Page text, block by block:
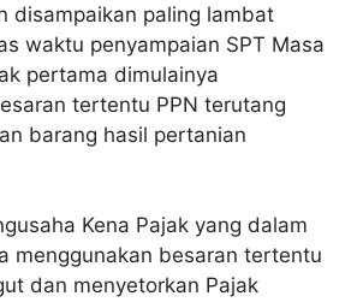
disampaikan paling lambat
waktu penyampaian SPT Masa
pertama dimulainya
tertentu PPN terutang
barang hasil pertanian
Kena Pajak yang dalam
menggunakan besaran tertentu
dan menyetorkan Pajak